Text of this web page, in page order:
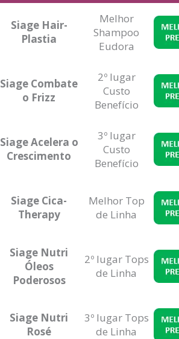
Siage Hair-
Plastia
Melhor
Shampoo
Eudora
Siage Combate
o Frizz
2º lugar
Custo
Benefício
Siage Acelera o
Crescimento
3º lugar
Custo
Benefício
Siage Cica-
Therapy
Melhor Top
de Linha
Siage Nutri
Óleos
Poderosos
2º lugar Tops
de Linha
Siage Nutri
Rosé
3º lugar Tops
de Linha